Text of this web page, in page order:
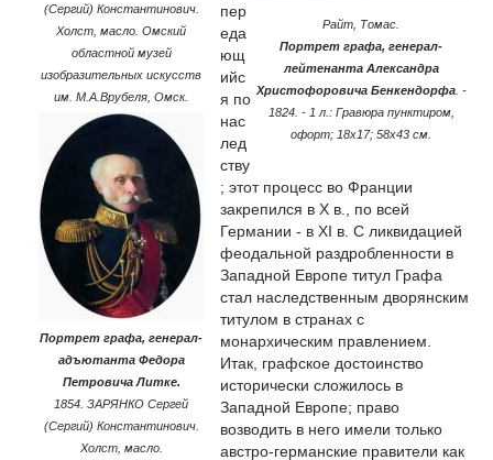
Райт, Томас.
Портрет графа, генерал-
лейтенанта Александра
Христофоровича Бенкендорфа. -
1824. - 1 л.: Гравюра пунктиром,
офорт; 18х17; 58х43 см.
(Сергий) Константинович.
Холст, масло. Омский
областной музей
изобразительных искусств
им. М.А.Врубеля, Омск.
Портрет графа, генерал-
адъютанта Федора
Петровича Литке.
1854. ЗАРЯНКО Сергей
(Сергий) Константинович.
Холст, масло.
пер
еда
ющ
ийс
я по
нас
лед
ству
; этот процесс во Франции
закрепился в X в., по всей
Германии - в XI в. С ликвидацией
феодальной раздробленности в
Западной Европе титул Графа
стал наследственным дворянским
титулом в странах с
монархическим правлением.
Итак, графское достоинство
исторически сложилось в
Западной Европе; право
возводить в него имели только
австро-германские правители как